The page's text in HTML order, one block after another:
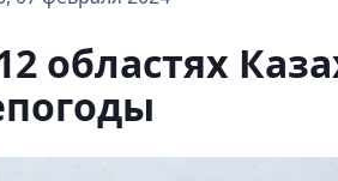
областях